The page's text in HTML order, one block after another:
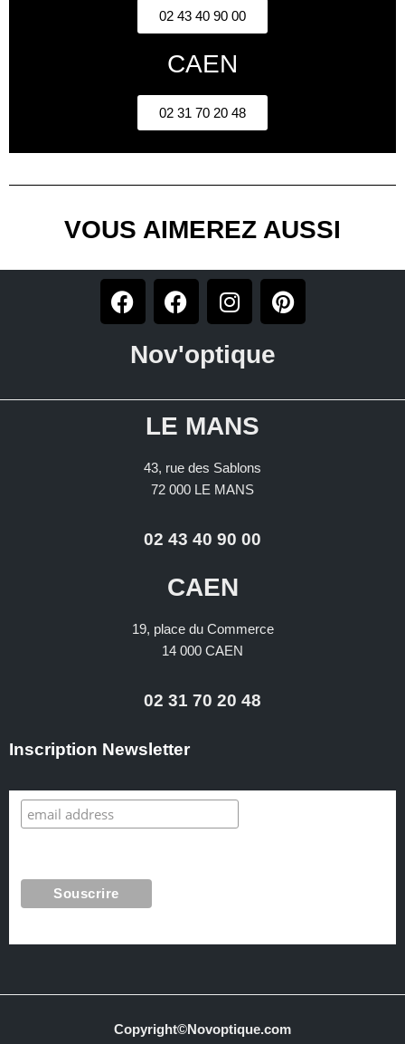
02 43 40 90 00
CAEN
02 31 70 20 48
VOUS AIMEREZ AUSSI
Nov'optique
LE MANS
43, rue des Sablons
72 000 LE MANS
02 43 40 90 00
CAEN
19, place du Commerce
14 000 CAEN
02 31 70 20 48
Inscription Newsletter
Copyright©Novoptique.com